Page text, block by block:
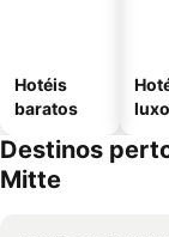
Hotéis
baratos
luxo
Destinos
Mitte